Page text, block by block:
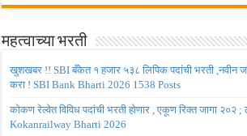
महत्वाच्या भरती
खुशखबर !! SBI बँकेत १ हजार ५३८ लिपिक पदांची भरती ,नवीन
करा ! SBI Bank Bharti 2026 1538 Posts
कोकण रेल्वेत विविध पदांची भरती होणार , एकूण रिक्त जागा २०२
Kokanrailway Bharti 2026